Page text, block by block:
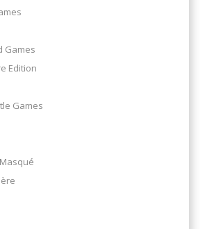
Games
Edition
Games